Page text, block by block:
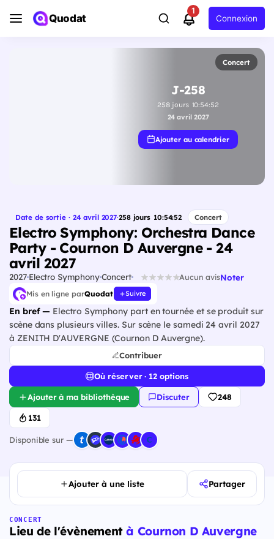
Quodat
1
Connexion
Concert
J-258
258 jours 10:54:51
24 avril 2027
Ajouter au calendrier
Date de sortie · 24 avril 2027·258 jours 10:54:51 Concert
Electro Symphony: Orchestra Dance
Party - Cournon D Auvergne - 24
avril 2027
2027Electro SymphonyConcert Aucun avisNoter
Mis en ligne parQuodat Suivre
En bref — Electro Symphony part en tournée et se produit sur
scène dans plusieurs villes. Sur scène le samedi 24 avril 2027
à ZENITH D'AUVERGNE (Cournon D Auvergne).
Contribuer
Où réserver · 12 options
Ajouter à ma bibliothèque Discuter 248
131
Disponible sur —
Ajouter à une liste Partager
CONCERT
Lieu de l'évènementà Cournon D Auvergne